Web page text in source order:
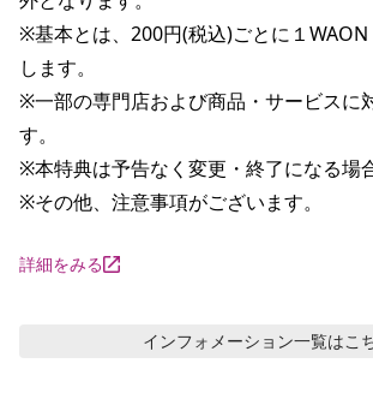
※基本とは、200円(税込)ごとに１WAON
します。
※一部の専門店および商品・サービスに
す。
※本特典は予告なく変更・終了になる場
※その他、注意事項がございます。
詳細をみる
インフォメーション一覧はこ